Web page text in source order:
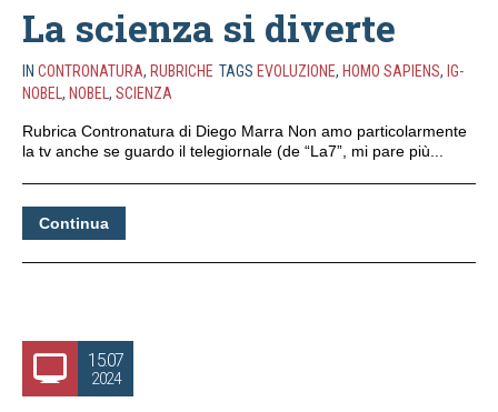
La scienza si diverte
IN CONTRONATURA, RUBRICHE TAGS EVOLUZIONE, HOMO SAPIENS, IG-
NOBEL , NOBEL , SCIENZA
Rubrica Contronatura di Diego Marra Non amo particolarmente
la tv anche se guardo il telegiornale (de “La7”, mi pare più...
Continua
15.07
2024